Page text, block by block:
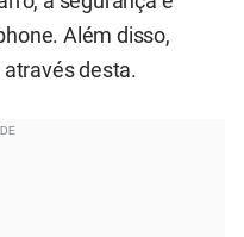
Além disso,
através desta.